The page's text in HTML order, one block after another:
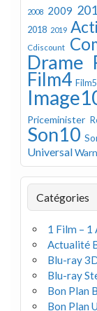
2008 2009
2018 2019
Cdiscount
Drame
Film4 Film5
Priceminister
Son10
Universal
Catégories
1 Film – 1
Actualité
Blu-ray
Blu-ray
Bon Plan
Bon Plan